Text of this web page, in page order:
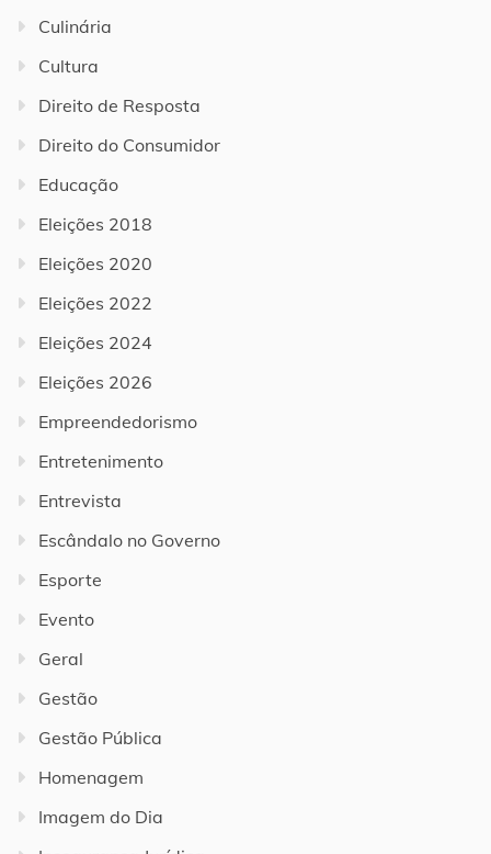
Culinária
Cultura
Direito de Resposta
Direito do Consumidor
Educação
Eleições 2018
Eleições 2020
Eleições 2022
Eleições 2024
Eleições 2026
Empreendedorismo
Entretenimento
Entrevista
Escândalo no Governo
Esporte
Evento
Geral
Gestão
Gestão Pública
Homenagem
Imagem do Dia